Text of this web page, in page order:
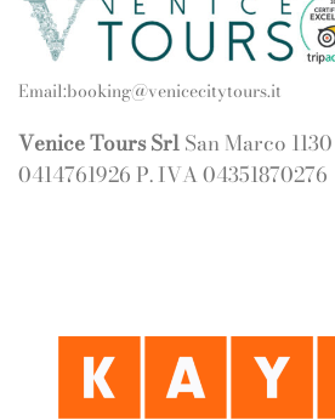
Email:booking@venicecitytours.it
Venice Tours SrlSan Marco
0414761926 P. IVA 04351870276